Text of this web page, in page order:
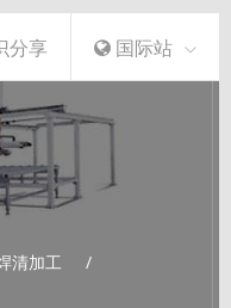
分享 国际站
清加工